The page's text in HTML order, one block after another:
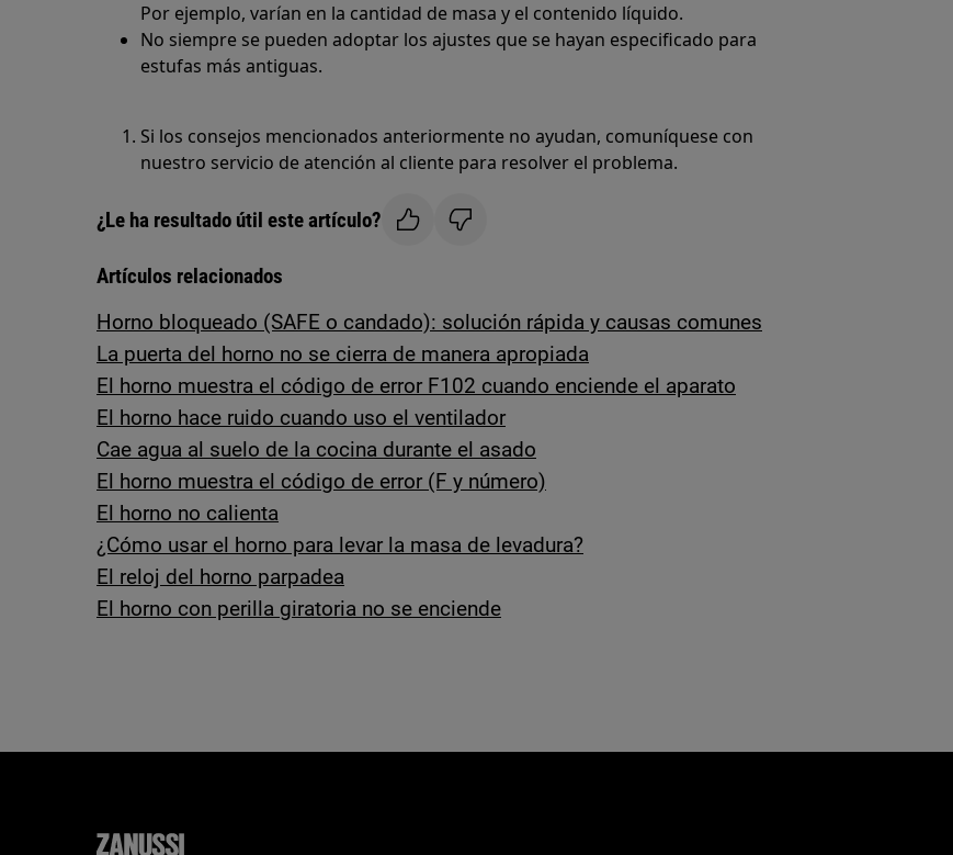
Por ejemplo, varían en la cantidad de masa y el contenido líquido.
No siempre se pueden adoptar los ajustes que se hayan especificado para
estufas más antiguas.
Si los consejos mencionados anteriormente no ayudan, comuníquese con
nuestro servicio de atención al cliente para resolver el problema.
¿Le ha resultado útil este artículo?
Artículos relacionados
Horno bloqueado (SAFE o candado): solución rápida y causas comunes
La puerta del horno no se cierra de manera apropiada
El horno muestra el código de error F102 cuando enciende el aparato
El horno hace ruido cuando uso el ventilador
Cae agua al suelo de la cocina durante el asado
El horno muestra el código de error (F y número)
El horno no calienta
¿Cómo usar el horno para levar la masa de levadura?
El reloj del horno parpadea
El horno con perilla giratoria no se enciende